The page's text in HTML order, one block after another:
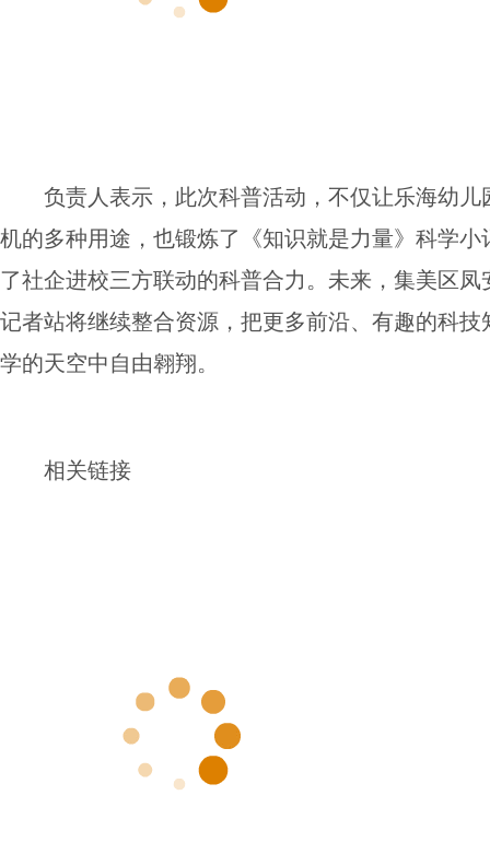
负责人表示，此次科普活动，不仅让乐海幼
机的多种用途，也锻炼了《知识就是力量》科学
了社企进校三方联动的科普合力。未来，集美区
记者站将继续整合资源，把更多前沿、有趣的科
学的天空中自由翱翔。
相关链接